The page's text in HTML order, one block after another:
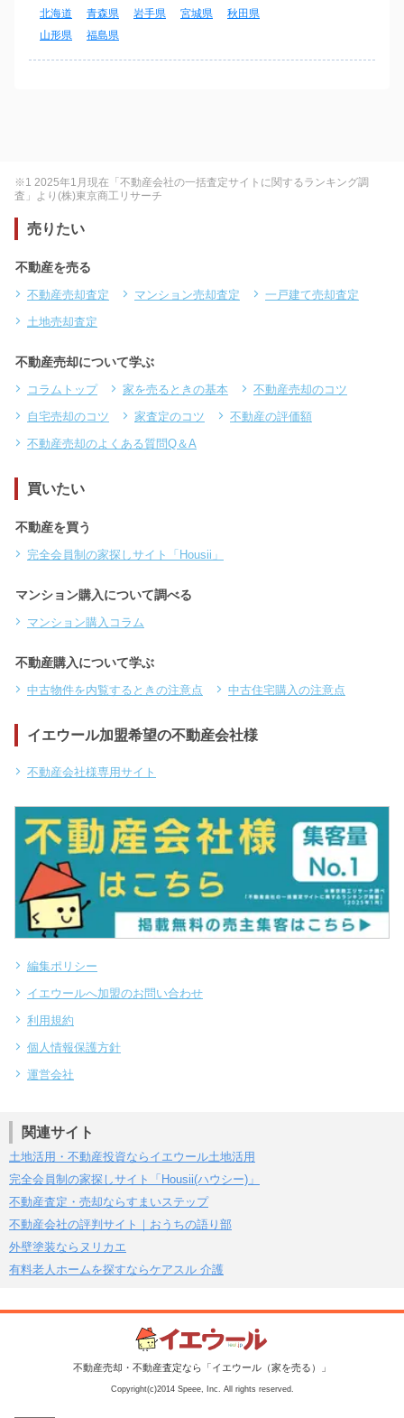
北海道 青森県 岩手県 宮城県
秋田県
山形県
福島県
※1 2025年1月現在「不動産会社の一括査定サイトに関するランキング調
査」より(株)東京商工リサーチ
売りたい
不動産を売る
不動産売却査定 マンション売却査定
一戸建て売却査定
土地売却査定
不動産売却について学ぶ
コラムトップ 家を売るときの基本
不動産売却のコツ
自宅売却のコツ
家査定のコツ
不動産の評価額
不動産売却のよくある質問Q＆A
買いたい
不動産を買う
完全会員制の家探しサイト「Housii」
マンション購入について調べる
マンション購入コラム
不動産購入について学ぶ
中古物件を内覧するときの注意点 中古住宅購入の注意点
イエウール加盟希望の不動産会社様
不動産会社様専用サイト
編集ポリシー
イエウールへ加盟のお問い合わせ
利用規約
個人情報保護方針
運営会社
関連サイト
土地活用・不動産投資ならイエウール土地活用
完全会員制の家探しサイト「Housii(ハウシー)」
不動産査定・売却ならすまいステップ
不動産会社の評判サイト｜おうちの語り部
外壁塗装ならヌリカエ
有料老人ホームを探すならケアスル 介護
不動産売却・不動産査定なら「イエウール（家を売る）」
Copyright(c)2014 Speee, Inc. All rights reserved.